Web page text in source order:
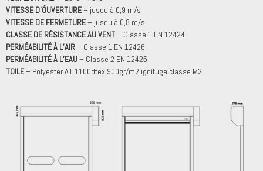
VITESSE D’ÓUVERTURE– jusqu’à 0,9 m/s
VITESSE DE FERMETURE– jusqu’à 0,8 m/s
CLASSE DE RÉSISTANCE AU VENT– Classe 1 EN 12424
PERMÉABILITÉ À L’AIR– Classe 1 EN 12426
PERMÉABILITÉ À L’EAU– Classe 2 EN 12425
TOILE– Polyester AT 1100dtex 900gr/m2 ignífuge classe M2